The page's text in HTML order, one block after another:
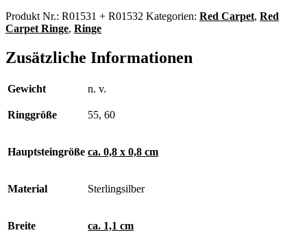
Produkt Nr.: R01531 + R01532 Kategorien: Red Carpet, Red
Carpet Ringe, Ringe
Zusätzliche Informationen
Gewicht n. v.
Ringgröße 55, 60
Hauptsteingröße ca. 0,8 x 0,8 cm
Material Sterlingsilber
Breite ca. 1,1 cm